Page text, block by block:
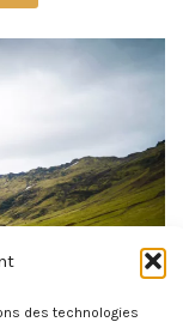
des technologies